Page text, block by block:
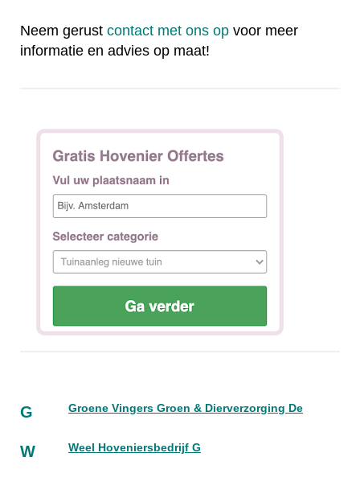
Neem gerust contact met ons op voor meer
informatie en advies op maat!
G Groene Vingers Groen & Dierverzorging De
W Weel Hoveniersbedrijf G